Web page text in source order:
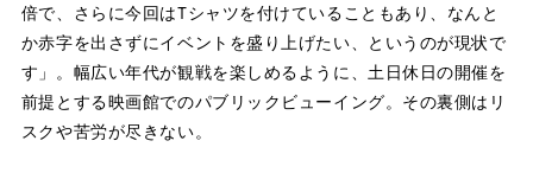
倍で、さらに今回はTシャツを付けていることもあり、なんと
か赤字を出さずにイベントを盛り上げたい、というのが現状で
す」。幅広い年代が観戦を楽しめるように、土日休日の開催を
前提とする映画館でのパブリックビューイング。その裏側はリ
スクや苦労が尽きない。